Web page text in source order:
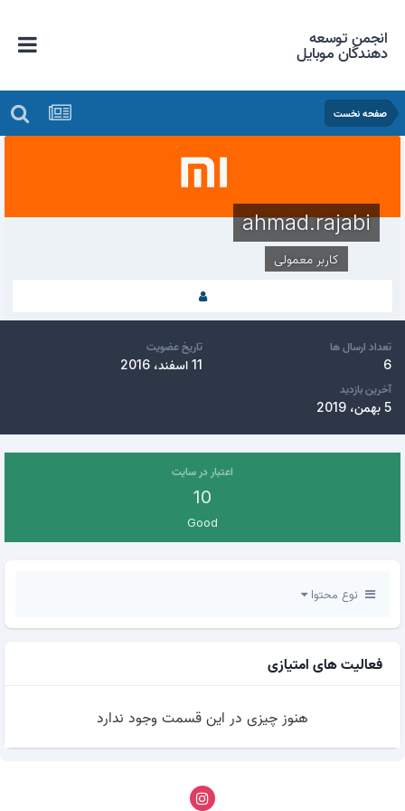
انجمن توسعه
دهندگان موبایل
صفحه نخست
ahmad.rajabi
کاربر معمولی
تعداد ارسال ها
6
تاریخ عضویت
11 اسفند، 2016
آخرین بازدید
5 بهمن، 2019
اعتبار در سایت
10
Good
نوع محتوا
فعالیت های امتیازی
هنوز چیزی در این قسمت وجود ندارد